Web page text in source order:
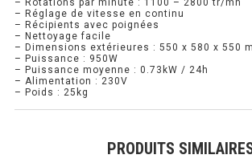
ARMOIRE RÉFRIGÉRÉE
RÉFRIGÉRATEUR
RÉFRIGÉRATEUR VITRÉ
– Rotations par minute : 1100 – 2800 tr/mn
– Réglage de vitesse en continu
– Récipients avec poignées
– Nettoyage facile
– Dimensions extérieures : 550 x 580 x 550
– Puissance : 950W
– Puissance moyenne : 0.73kW / 24h
– Alimentation : 230V
– Poids : 25kg
PRODUITS